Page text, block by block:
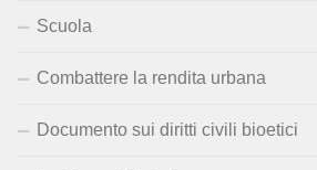
Scuola
Combattere la rendita urbana
Documento sui diritti civili bioetici